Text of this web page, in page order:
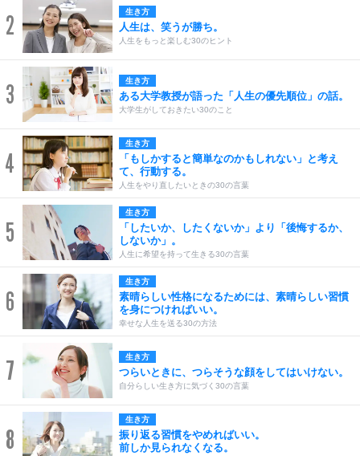
2 生き方
人生は、笑うが勝ち。
人生をもっと楽しむ30のヒント
3 生き方
ある大学教授が語った「人生の優先順位」の話。
大学生がしておきたい30のこと
4
生き方
「もしかすると簡単なのかもしれない」と考え
て、行動する。
人生をやり直したいときの30の言葉
5
生き方
「したいか、したくないか」より「後悔するか、
しないか」。
人生に希望を持って生きる30の言葉
6
生き方
素晴らしい性格になるためには、素晴らしい習慣
を身につければいい。
幸せな人生を送る30の方法
7 生き方
つらいときに、つらそうな顔をしてはいけない。
自分らしい生き方に気づく30の言葉
8
生き方
振り返る習慣をやめればいい。
前しか見られなくなる。